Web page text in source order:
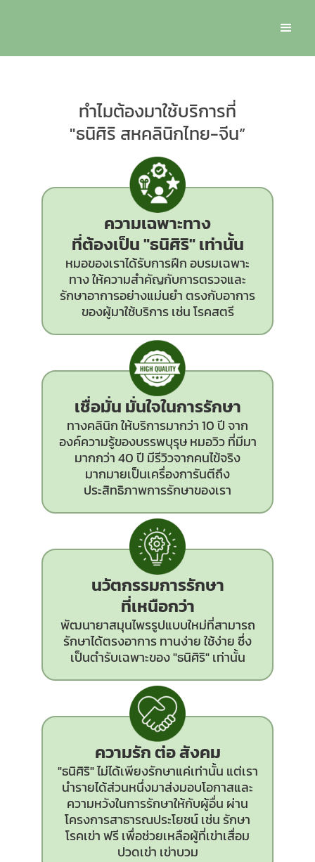
ทำไมต้องมาใช้บริการที่
"ธนิศิริ สหคลินิกไทย-จีน”
ความเฉพาะทาง
ที่ต้องเป็น"ธนิศิริ"เท่านั้น
หมอของเราได้รับการฝึก อบรมเฉพาะ
ทาง ให้ความสำคัญกับการตรวจและ
รักษาอาการอย่างแม่นยำ ตรงกับอาการ
ของผู้มาใช้บริการ เช่น โรคสตรี
เชื่อมั่น มั่นใจในการรักษา
ทางคลินิก ให้บริการมากว่า 10 ปี จาก
องค์ความรู้ของบรรพบุรุษ หมอวิว ที่มีมา
มากกว่า 40 ปี มีรีวิวจากคนไข้จริง
มากมายเป็นเครื่องการันตีถึง
ประสิทธิภาพการรักษาของเรา
นวัตกรรมการรักษา
ที่เหนือกว่า
พัฒนายาสมุนไพรรูปแบบใหม่ที่สามารถ
รักษาได้ตรงอาการ ทานง่าย ใช้ง่าย ซึ่ง
เป็นตำรับเฉพาะของ "ธนิศิริ" เท่านั้น
ความรัก ต่อ สังคม
"ธนิศิริ" ไม่ได้เพียงรักษาแค่เท่านั้น แต่เรา
นำรายได้ส่วนหนึ่งมาส่งมอบโอกาสและ
ความหวังในการรักษาให้กับผู้อื่น ผ่าน
โครงการสาธารณประโยชน์ เช่น รักษา
โรคเข่า ฟรี เพื่อช่วยเหลือผู้ที่เข่าเสื่อม
ปวดเข่า เข่าบวม